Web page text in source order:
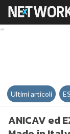
Ultimi articoli
ANICAV ed